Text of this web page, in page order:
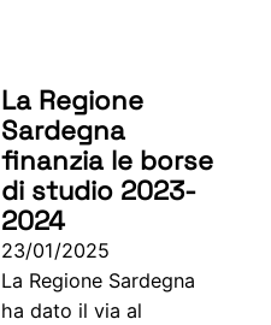
La Regione
Sardegna
finanzia le borse
di studio 2023-
2024
23/01/2025
La Regione Sardegna
ha dato il via al